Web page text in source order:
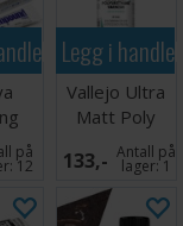
på
12
Legg i
Vallejo Ultra
Matt Poly
Varnish 200ml
133,- Antall på
lager:1